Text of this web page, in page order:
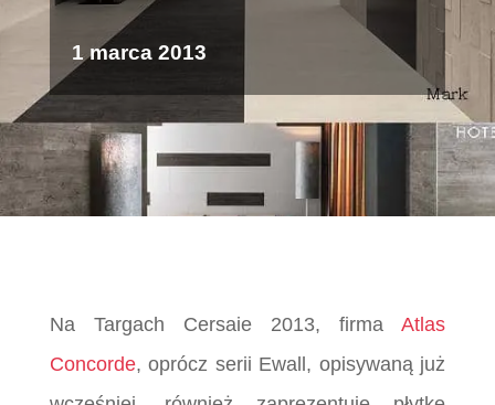
1 marca 2013
Na Targach Cersaie 2013, firmaAtlas
Concorde, oprócz serii Ewall, opisywaną już